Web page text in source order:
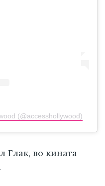
(@accesshollywood)
Глак, во кината